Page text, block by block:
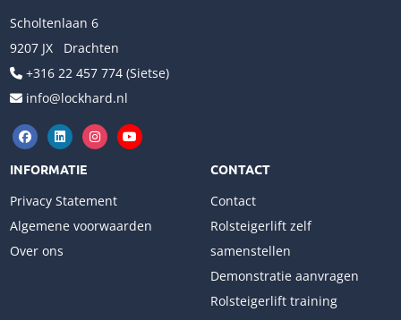
Scholtenlaan 6
9207 JX Drachten
+316 22 457 774 (Sietse)
info@lockhard.nl
INFORMATIE
Privacy Statement
Algemene voorwaarden
Over ons
CONTACT
Contact
Rolsteigerlift zelf
samenstellen
Demonstratie aanvragen
Rolsteigerlift training